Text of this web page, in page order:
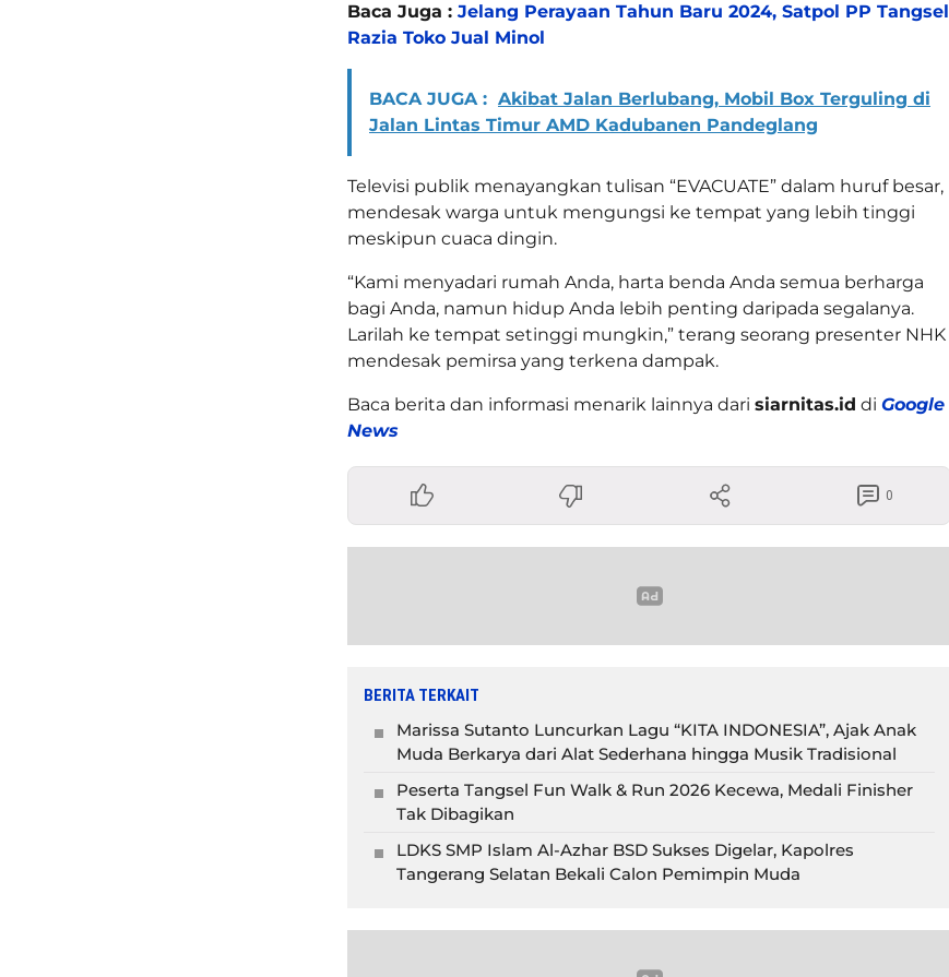
Baca Juga : Jelang Perayaan Tahun Baru 2024, Satpol PP Tangsel
Razia Toko Jual Minol
BACA JUGA : Akibat Jalan Berlubang, Mobil Box Terguling di
Jalan Lintas Timur AMD Kadubanen Pandeglang
Televisi publik menayangkan tulisan “EVACUATE” dalam huruf besar,
mendesak warga untuk mengungsi ke tempat yang lebih tinggi
meskipun cuaca dingin.
“Kami menyadari rumah Anda, harta benda Anda semua berharga
bagi Anda, namun hidup Anda lebih penting daripada segalanya.
Larilah ke tempat setinggi mungkin,” terang seorang presenter NHK
mendesak pemirsa yang terkena dampak.
Baca berita dan informasi menarik lainnya dari siarnitas.id di Google
News
0
BERITA TERKAIT
Marissa Sutanto Luncurkan Lagu “KITA INDONESIA”, Ajak Anak
Muda Berkarya dari Alat Sederhana hingga Musik Tradisional
Peserta Tangsel Fun Walk & Run 2026 Kecewa, Medali Finisher
Tak Dibagikan
LDKS SMP Islam Al-Azhar BSD Sukses Digelar, Kapolres
Tangerang Selatan Bekali Calon Pemimpin Muda